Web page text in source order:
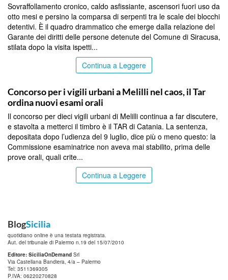
Sovraffollamento cronico, caldo asfissiante, ascensori fuori uso da
otto mesi e persino la comparsa di serpenti tra le scale dei blocchi
detentivi. È il quadro drammatico che emerge dalla relazione del
Garante dei diritti delle persone detenute del Comune di Siracusa,
stilata dopo la visita ispetti...
Continua a Leggere
Concorso per i vigili urbani a Melilli nel caos, il Tar
ordina nuovi esami orali
Il concorso per dieci vigili urbani di Melilli continua a far discutere,
e stavolta a metterci il timbro è il TAR di Catania. La sentenza,
depositata dopo l’udienza del 9 luglio, dice più o meno questo: la
Commissione esaminatrice non aveva mai stabilito, prima delle
prove orali, quali crite...
Continua a Leggere
BlogSicilia
quotidiano online è una testata registrata.
Aut. del tribunale di Palermo n.19 del 15/07/2010
Editore: SiciliaOnDemand Srl
Via Castellana Bandiera, 4/a – Palermo
Tel: 3511369305
P.IVA: 06220270828